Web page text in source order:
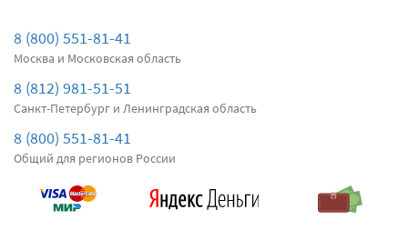
Передние дворники
Подробнее
4440
два дворника
8 (800) 551-81-41
Москва и Московская область
8 (812) 981-51-51
Санкт-Петербург и Ленинградская область
8 (800) 551-81-41
Общий для регионов России